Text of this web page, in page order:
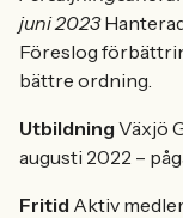
juni 2023
Föreslog
bättre ordning.
Utbildning Växjö
augusti 2022 –
Fritid Aktiv